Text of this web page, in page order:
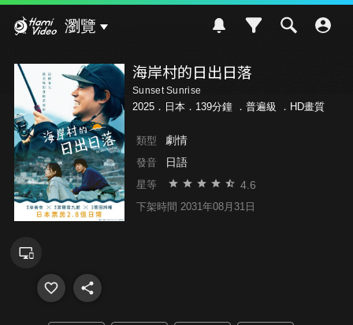
瀏覽
海岸村的日出日落
Sunset Sunrise
2025．日本．139分鐘 ． 普遍級 ．HD畫質
類型 劇情
發音 日語
星等 4.6
下架時間 2031年08月31日